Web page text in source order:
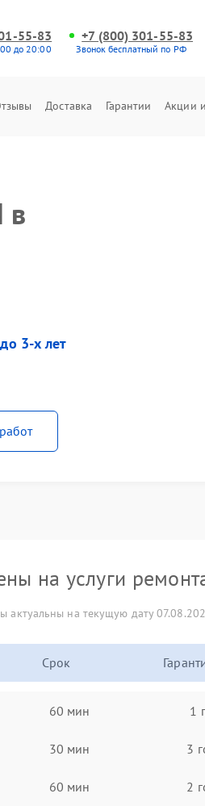
55-83
до 20:00
+7 (800) 301-55-83
Звонок бесплатный по РФ
Доставка Гарантии Акции
в
до 3-х лет
на услуги
актуальны на текущую дату
Срок
60 мин 1
30 мин 3
60 мин 2